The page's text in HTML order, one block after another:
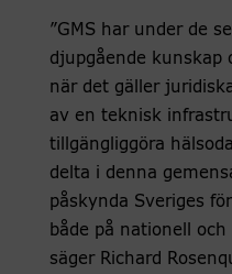
”GMS har under de
djupgående kunskap
när det gäller
av en teknisk
tillgängliggöra
delta i denna
påskynda Sveriges
både på nationell
säger Richard